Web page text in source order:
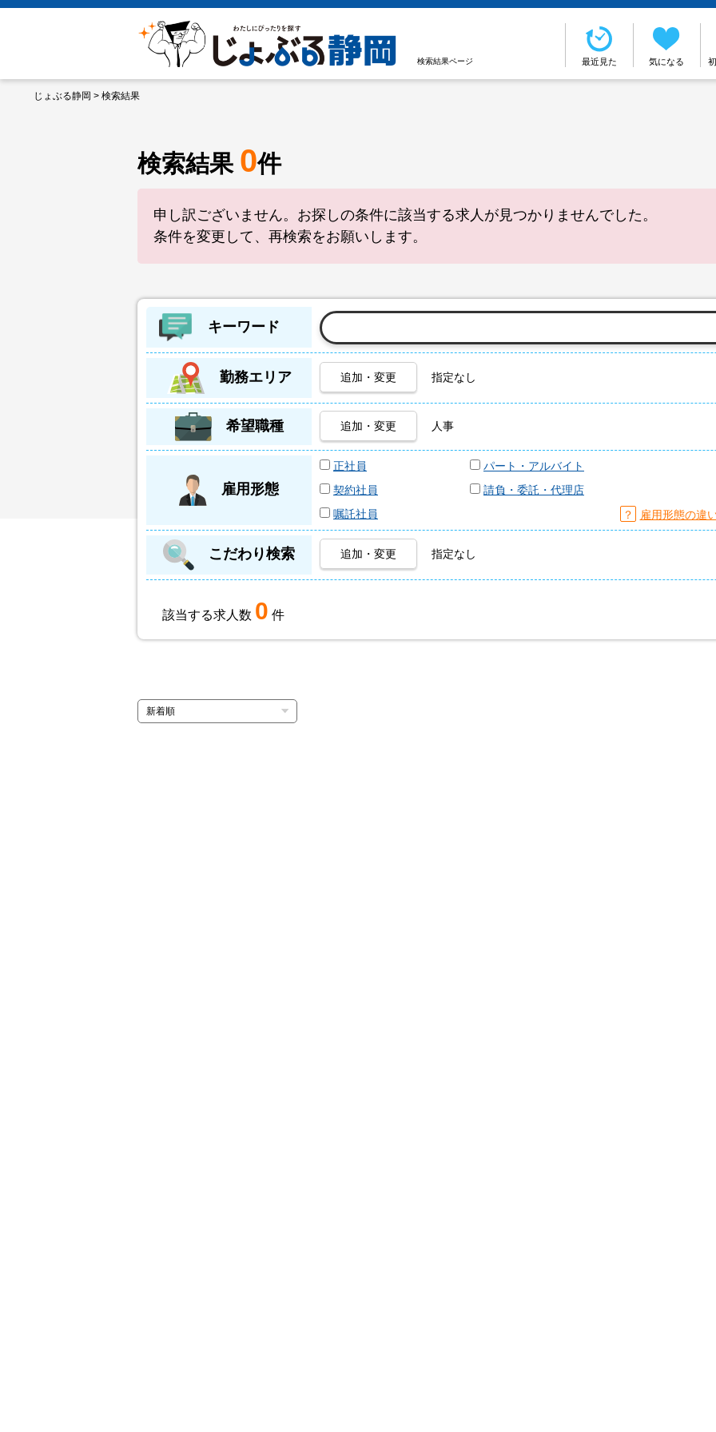
検索結果ページ 最近見た 気になる
じょぶる静岡 > 検索結果
検索結果 0件
申し訳ございません。お探しの条件に該当する求人が見つかりませんでした。
条件を変更して、再検索をお願いします。
キーワード
勤務エリア 追加・変更 指定なし
希望職種 追加・変更 人事
雇用形態
正社員
パート・アルバイト
契約社員
請負・委託・代理店
嘱託社員
？ 雇用形態の違
こだわり検索 追加・変更 指定なし
該当する求人数 0 件